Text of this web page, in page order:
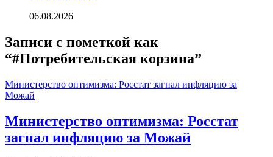
06.08.2026
Записи с пометкой как
“#Потребительская корзина”
Министерство оптимизма: Росстат загнал инфляцию за
Можай
Министерство оптимизма: Росстат
загнал инфляцию за Можай